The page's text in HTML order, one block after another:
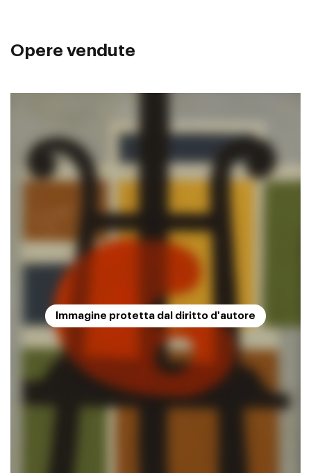
Opere vendute
Immagine protetta dal diritto d'autore